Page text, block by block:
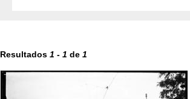
Resultados 1 - 1 de 1